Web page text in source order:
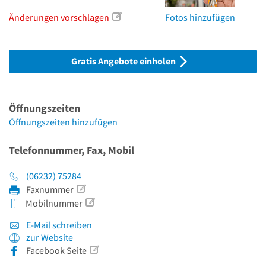
Änderungen vorschlagen
Fotos hinzufügen
Gratis Angebote einholen
Öffnungszeiten
Öffnungszeiten hinzufügen
Telefonnummer, Fax, Mobil
(06232) 75284
Faxnummer
Mobilnummer
E-Mail schreiben
zur Website
Facebook Seite